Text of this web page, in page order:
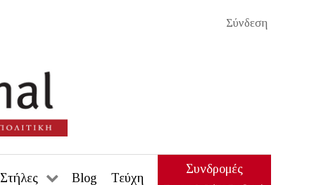
Σύνδεση
Στήλες Blog Τεύχη
Συνδρομές